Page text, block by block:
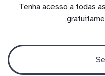
Tenha acesso a todas